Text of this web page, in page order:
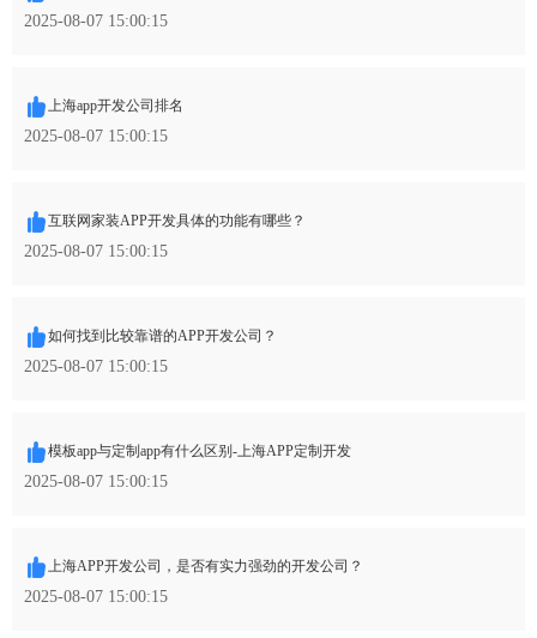
2025-08-07 15:00:15
上海app开发公司排名
2025-08-07 15:00:15
互联网家装APP开发具体的功能有哪些？
2025-08-07 15:00:15
如何找到比较靠谱的APP开发公司？
2025-08-07 15:00:15
模板app与定制app有什么区别-上海APP定制开发
2025-08-07 15:00:15
上海APP开发公司，是否有实力强劲的开发公司？
2025-08-07 15:00:15